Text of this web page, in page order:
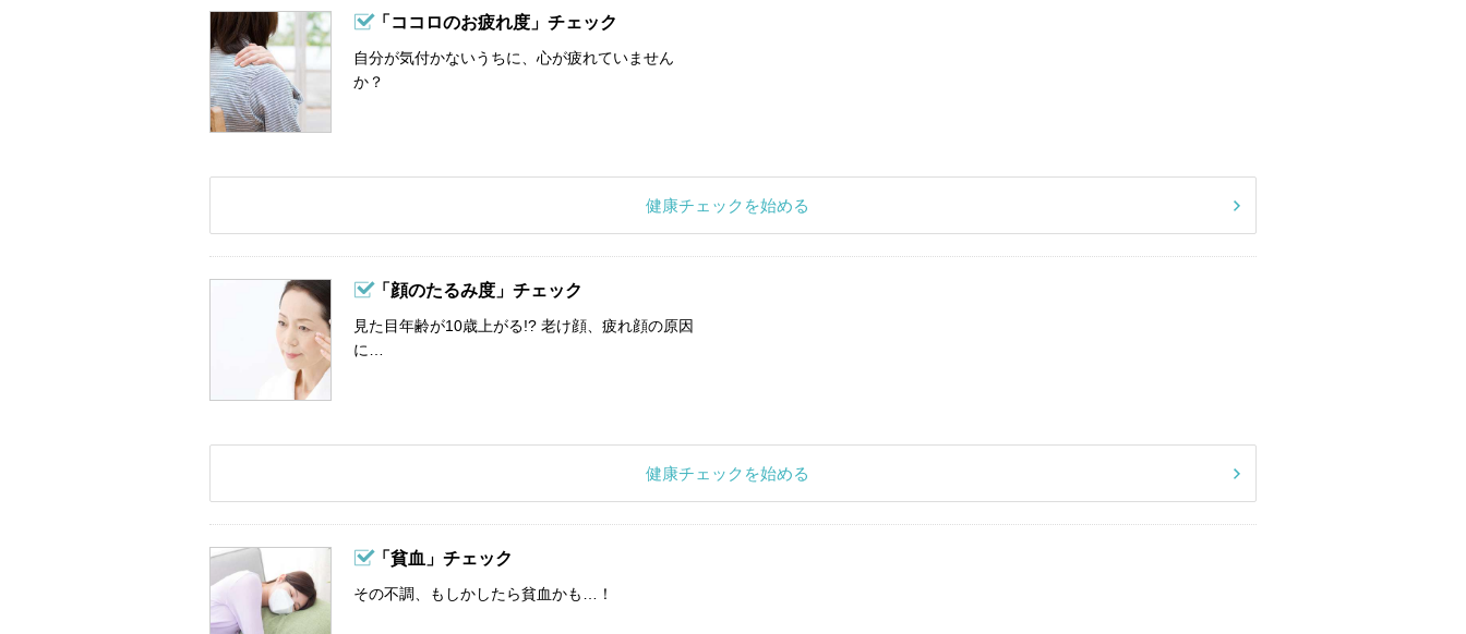
「ココロのお疲れ度」チェック
自分が気付かないうちに、心が疲れていません
か？
健康チェックを始める
「顔のたるみ度」チェック
見た目年齢が10歳上がる!? 老け顔、疲れ顔の原因
に…
健康チェックを始める
「貧血」チェック
その不調、もしかしたら貧血かも…！